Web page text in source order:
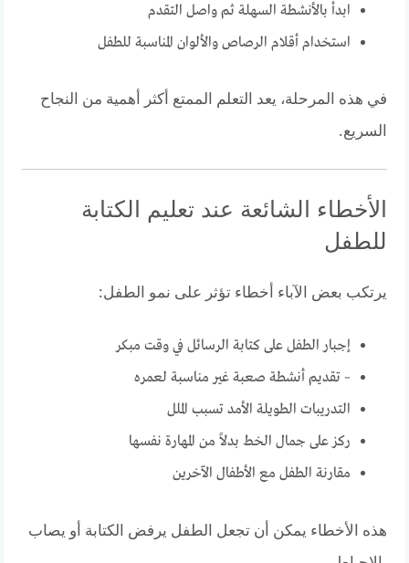
ابدأ بالأنشطة السهلة ثم واصل التقدم
استخدام أقلام الرصاص والألوان المناسبة للطفل
في هذه المرحلة، يعد التعلم الممتع أكثر أهمية من النجاح
السريع.
الأخطاء الشائعة عند تعليم الكتابة
للطفل
يرتكب بعض الآباء أخطاء تؤثر على نمو الطفل:
إجبار الطفل على كتابة الرسائل في وقت مبكر
– تقديم أنشطة صعبة غير مناسبة لعمره
التدريبات الطويلة الأمد تسبب الملل
ركز على جمال الخط بدلاً من المهارة نفسها
مقارنة الطفل مع الأطفال الآخرين
هذه الأخطاء يمكن أن تجعل الطفل يرفض الكتابة أو يصاب